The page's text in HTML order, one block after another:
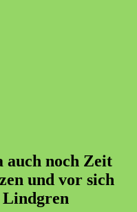
auch noch Zeit
und vor sich
Lindgren